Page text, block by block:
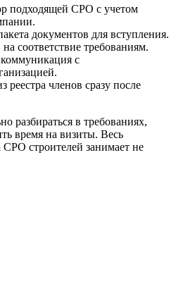
подходящей СРО с учетом
документов для вступления.
соответствие требованиям.
с
членов сразу после
разбираться в требованиях,
время на визиты. Весь
строителей занимает не